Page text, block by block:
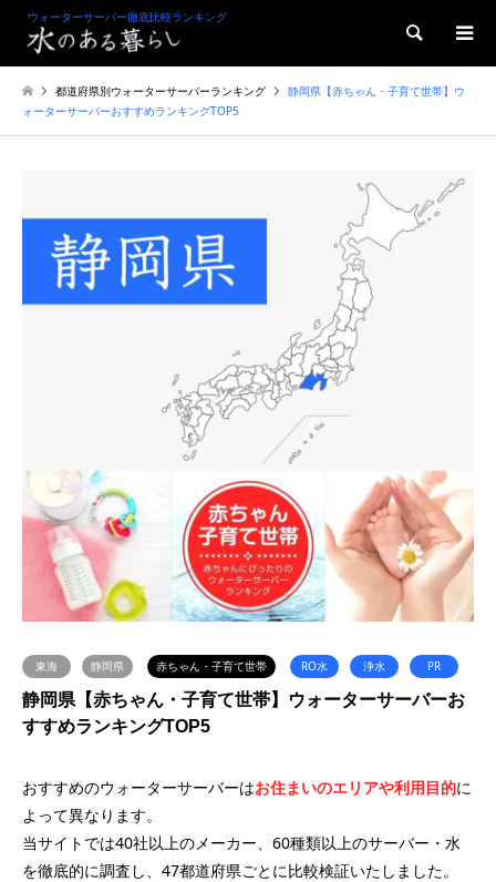
ウォーターサーバー徹底比較ランキング
検索
都道府県別ウォーターサーバーランキング
静岡県【赤ちゃん・子育て世帯】ウ
ォーターサーバーおすすめランキングTOP5
東海 静岡県 赤ちゃん・子育て世帯 RO水 浄水 PR
静岡県【赤ちゃん・子育て世帯】ウォーターサーバーお
すすめランキングTOP5
おすすめのウォーターサーバーはお住まいのエリアや利用目的に
よって異なります。
当サイトでは40社以上のメーカー、60種類以上のサーバー・水
を徹底的に調査し、47都道府県ごとに比較検証いたしました。